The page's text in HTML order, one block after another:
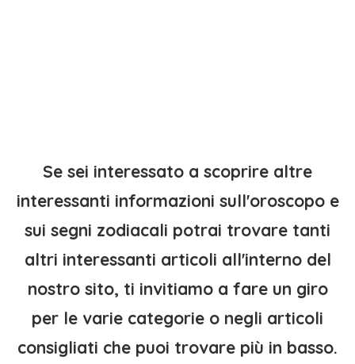
Se sei interessato a scoprire altre
interessanti informazioni sull'oroscopo e
sui segni zodiacali potrai trovare tanti
altri interessanti articoli all'interno del
nostro sito, ti invitiamo a fare un giro
per le varie categorie o negli articoli
consigliati che puoi trovare più in basso.